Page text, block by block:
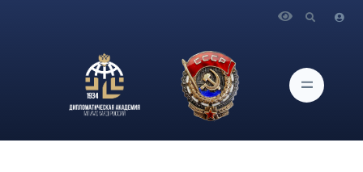
переворота в Многонациональном Государстве Боливия